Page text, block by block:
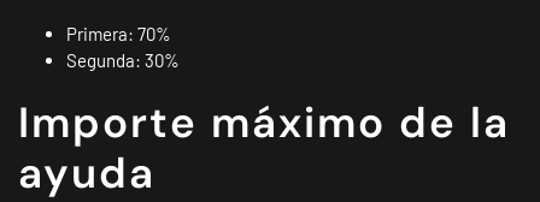
Primera: 70%
Segunda: 30%
Importe máximo de la
ayuda